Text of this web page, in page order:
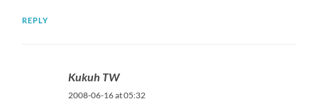
REPLY
Kukuh TW
2008-06-16 at 05:32